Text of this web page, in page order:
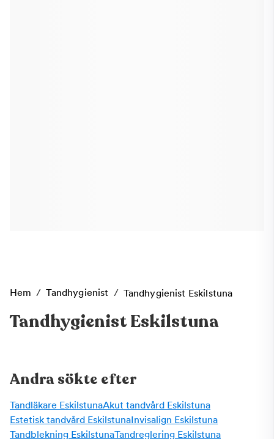
Hem / Tandhygienist / Tandhygienist Eskilstuna
Tandhygienist Eskilstuna
Andra sökte efter
Tandläkare EskilstunaAkut tandvård Eskilstuna
Estetisk tandvård EskilstunaInvisalign Eskilstuna
Tandblekning EskilstunaTandreglering Eskilstuna